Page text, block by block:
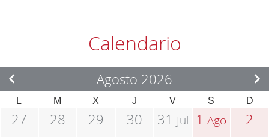
Calendario
Agosto 2026
L M X J V S D
27 28 29 30 31 Jul 1Ago 2